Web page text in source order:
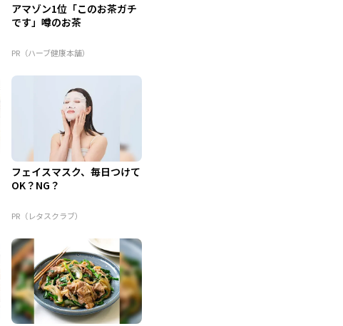
アマゾン1位「このお茶ガチ
です」噂のお茶
PR（ハーブ健康本舗）
フェイスマスク、毎日つけて
OK？NG？
PR（レタスクラブ）